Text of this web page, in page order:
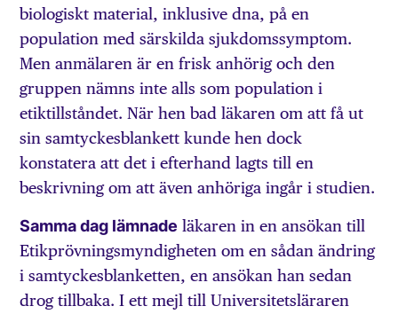
biologiskt material, inklusive dna, på en
population med särskilda sjukdomssymptom.
Men anmälaren är en frisk anhörig och den
gruppen nämns inte alls som population i
etiktillståndet. När hen bad läkaren om att få ut
sin samtyckesblankett kunde hen dock
konstatera att det i efterhand lagts till en
beskrivning om att även anhöriga ingår i studien.
Samma dag lämnade läkaren in en ansökan till
Etikprövningsmyndigheten om en sådan ändring
i samtyckesblanketten, en ansökan han sedan
drog tillbaka. I ett mejl till Universitetsläraren